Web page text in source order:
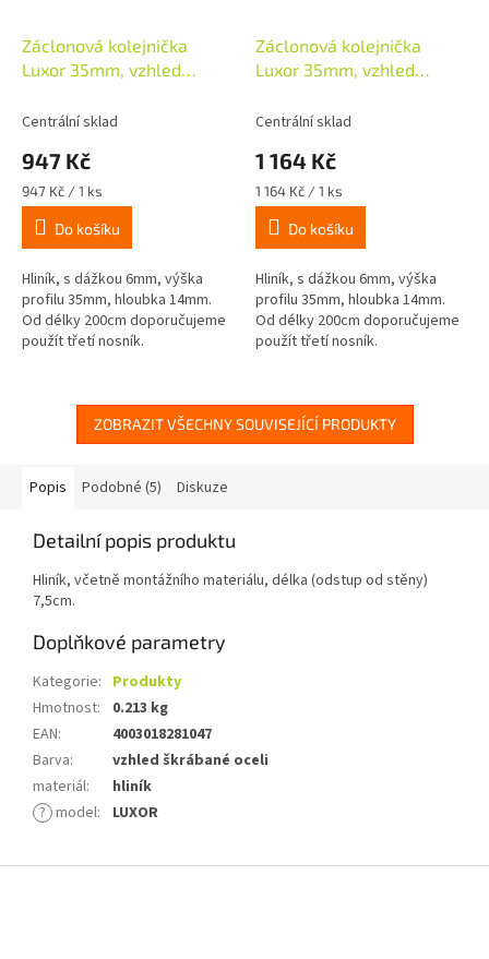
Záclonová kolejnička
Luxor 35mm, vzhled
Centrální sklad
947 Kč
Měrná
cena:
947 Kč / 1 ks
Do košíku
Hliník, s dážkou 6mm, výška
profilu 35mm, hloubka 14mm.
Od délky 200cm doporučujeme
použít třetí nosník.
Záclonová kolejnička
Luxor 35mm, vzhled
Centrální sklad
1 164 Kč
Měrná
cena:
1 164 Kč / 1 ks
Do košíku
Hliník, s dážkou 6mm, výška
profilu 35mm, hloubka 14mm.
Od délky 200cm doporučujeme
použít třetí nosník.
ZOBRAZIT VŠECHNY SOUVISEJÍCÍ PRODUKTY
Popis Podobné (5) Diskuze
Detailní popis produktu
Hliník, včetně montážního materiálu, délka (odstup od stěny)
7,5cm.
Doplňkové parametry
Kategorie: Produkty
Hmotnost:
0.213 kg
EAN:
4003018281047
Barva:
vzhled škrábané oceli
materiál:
hliník
? model: LUXOR